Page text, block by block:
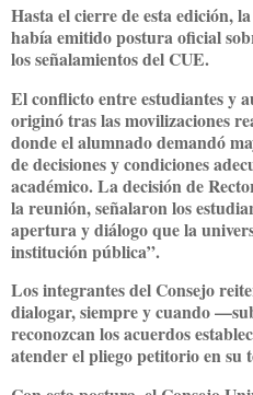
Hasta el cierre de esta edición,
había emitido postura oficial
los señalamientos del CUE.
El conflicto entre estudiantes y
originó tras las movilizaciones
donde el alumnado demandó
de decisiones y condiciones
académico. La decisión de
la reunión, señalaron los
apertura y diálogo que la
institución pública”.
Los integrantes del Consejo
dialogar, siempre y cuando
reconozcan los acuerdos
atender el pliego petitorio en su